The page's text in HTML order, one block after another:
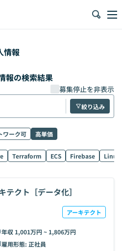
情報
報の検索結果
募集停止を非表示
絞り込み
ワーク可
高単価
Terraform ECS Firebase Linux
テクト［データ化］
アーキテクト
年収 1,001万円 ~ 1,806万円
雇用形態: 正社員